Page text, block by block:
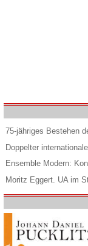
75-jähriges Bestehen
Doppelter
Ensemble Modern:
Moritz Eggert. UA im